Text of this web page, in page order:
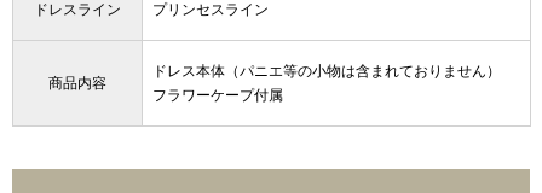
ドレスライン プリンセスライン
商品内容
ドレス本体（パニエ等の小物は含まれておりません）
フラワーケープ付属